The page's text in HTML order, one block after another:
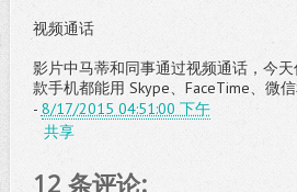
视频通话
影片中马蒂和同事通过视频通话，今
款手机都能用 Skype、FaceTime、微信
- 8/17/2015 04:51:00 下午
共享
12 条评论: